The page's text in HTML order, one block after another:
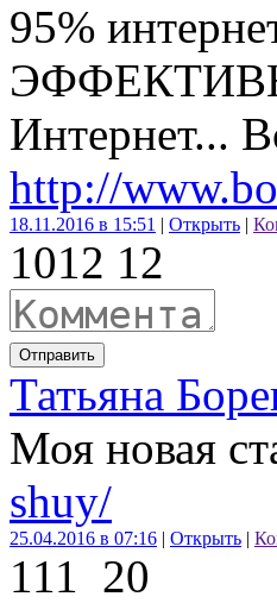
95%
Интернет...
http://
18.11.2016 в 15:51 | Открыть |
1012 12
Отправить
Татьяна
Моя новая
shuy/
25.04.2016 в 07:16 | Открыть |
111 20